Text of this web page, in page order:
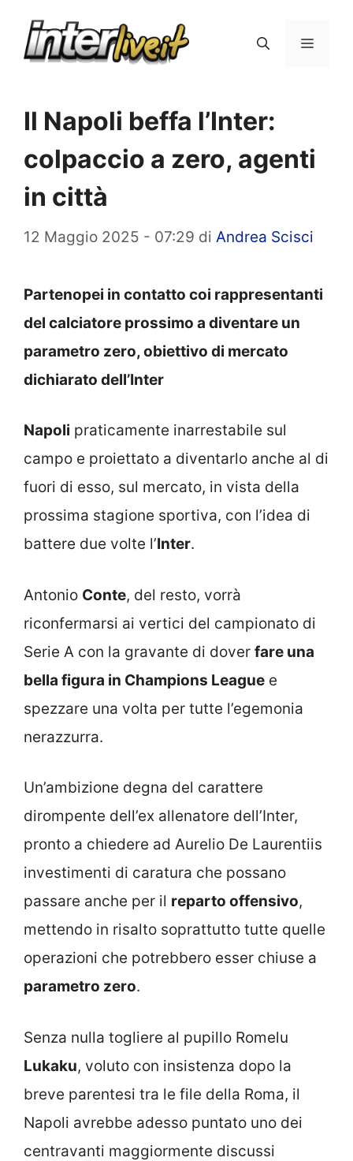
Menu
Il Napoli beffa l’Inter:
colpaccio a zero, agenti
in città
12 Maggio 2025 - 07:29 di Andrea Scisci
Partenopei in contatto coi rappresentanti
del calciatore prossimo a diventare un
parametro zero, obiettivo di mercato
dichiarato dell’Inter
Napoli praticamente inarrestabile sul
campo e proiettato a diventarlo anche al di
fuori di esso, sul mercato, in vista della
prossima stagione sportiva, con l’idea di
battere due volte l’Inter.
Antonio Conte, del resto, vorrà
riconfermarsi ai vertici del campionato di
Serie A con la gravante di dover fare una
bella figura in Champions League e
spezzare una volta per tutte l’egemonia
nerazzurra.
Un’ambizione degna del carattere
dirompente dell’ex allenatore dell’Inter,
pronto a chiedere ad Aurelio De Laurentiis
investimenti di caratura che possano
passare anche per il reparto offensivo,
mettendo in risalto soprattutto tutte quelle
operazioni che potrebbero esser chiuse a
parametro zero.
Senza nulla togliere al pupillo Romelu
Lukaku, voluto con insistenza dopo la
breve parentesi tra le file della Roma, il
Napoli avrebbe adesso puntato uno dei
centravanti maggiormente discussi